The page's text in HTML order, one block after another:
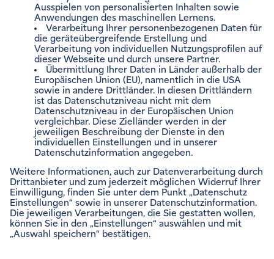
ENVIAM NEWSLETTER
Zum Newsletter anmelden
VERTRÄGE VERWALTEN
Impressum